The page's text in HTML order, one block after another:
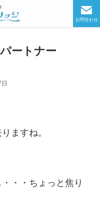
お問合わせ
ートナー
ますね。
・・ちょっと焦り